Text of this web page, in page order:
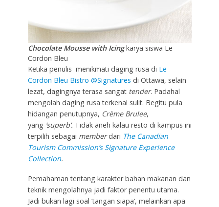
Chocolate Mousse with Icingkarya siswa Le
Cordon Bleu
Ketika penulis menikmati daging rusa di Le
Cordon Bleu Bistro @Signatures di Ottawa, selain
lezat, dagingnya terasa sangat tender. Padahal
mengolah daging rusa terkenal sulit. Begitu pula
hidangan penutupnya, Crème Brulee,
yang ‘superb’. Tidak aneh kalau resto di kampus ini
terpilih sebagai memberdari The Canadian
Tourism Commission’s Signature Experience
Collection.
Pemahaman tentang karakter bahan makanan dan
teknik mengolahnya jadi faktor penentu utama.
Jadi bukan lagi soal ‘tangan siapa’, melainkan apa